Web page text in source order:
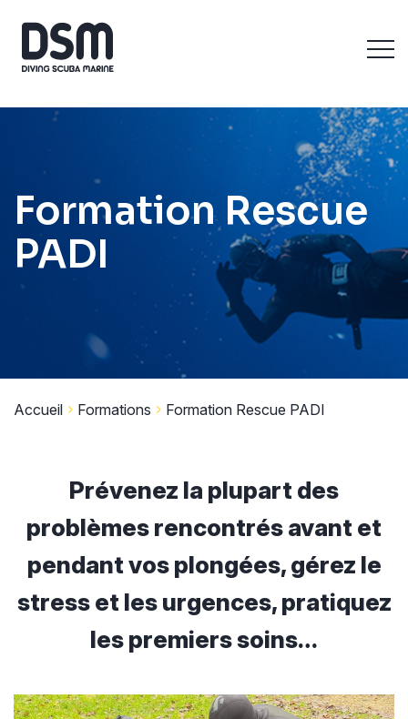
Formation Rescue
PADI
Accueil Formations Formation Rescue PADI
Prévenez la plupart des
problèmes rencontrés avant et
pendant vos plongées, gérez le
stress et les urgences, pratiquez
les premiers soins…